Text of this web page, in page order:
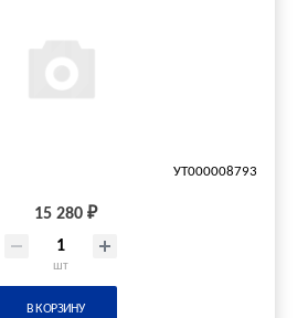
УТ000008793
15 280 ₽
шт
В КОРЗИНУ